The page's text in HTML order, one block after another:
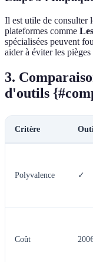
Il est utile de consulter
plateformes comme
spécialisées peuvent
aider à éviter les
3.
d'outils
Critère
Polyvalence ✓
Coût